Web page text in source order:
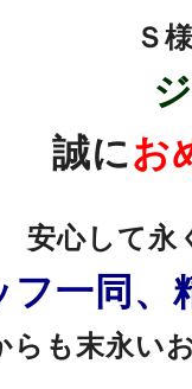
Ｓ
誠にお
安心して永
フ一同、
らも末永い